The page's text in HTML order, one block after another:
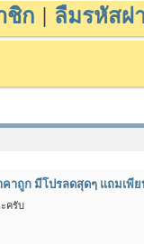
ชิก ลืมรหัสผ่
าถูก มีโปรลดสุดๆ แถม
ครับ